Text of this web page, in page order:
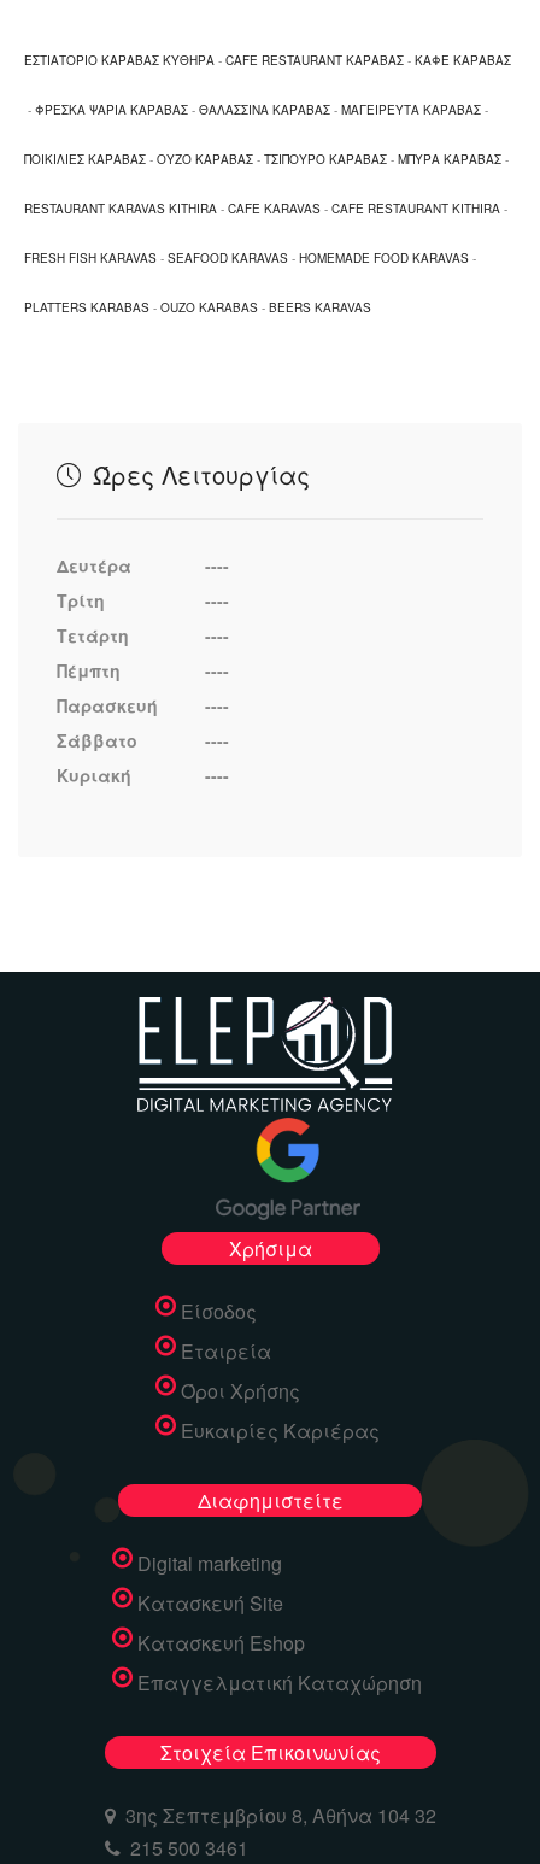
ΕΣΤΙΑΤΟΡΙΟ ΚΑΡΑΒΑΣ ΚΥΘΗΡΑ - CAFE RESTAURANT ΚΑΡΑΒΑΣ - ΚΑΦΕ ΚΑΡΑΒΑΣ
- ΦΡΕΣΚΑ ΨΑΡΙΑ ΚΑΡΑΒΑΣ - ΘΑΛΑΣΣΙΝΑ ΚΑΡΑΒΑΣ - ΜΑΓΕΙΡΕΥΤΑ ΚΑΡΑΒΑΣ -
ΠΟΙΚΙΛΙΕΣ ΚΑΡΑΒΑΣ - ΟΥΖΟ ΚΑΡΑΒΑΣ - ΤΣΙΠΟΥΡΟ ΚΑΡΑΒΑΣ - ΜΠΥΡΑ ΚΑΡΑΒΑΣ -
RESTAURANT KARAVAS KITHIRA - CAFE KARAVAS - CAFE RESTAURANT KITHIRA -
FRESH FISH KARAVAS - SEAFOOD KARAVAS - HOMEMADE FOOD KARAVAS -
PLATTERS KARABAS - OUZO KARABAS - BEERS KARAVAS
Ώρες Λειτουργίας
Δευτέρα
----
Τρίτη
----
Τετάρτη
----
Πέμπτη
----
Παρασκευή
----
Σάββατο
----
Κυριακή
----
Χρήσιμα
Είσοδος
Εταιρεία
Όροι Χρήσης
Ευκαιρίες Καριέρας
Διαφημιστείτε
Digital marketing
Κατασκευή Site
Κατασκευή Eshop
Επαγγελματική Καταχώρηση
Στοιχεία Επικοινωνίας
3ης Σεπτεμβρίου 8, Αθήνα 104 32
215 500 3461